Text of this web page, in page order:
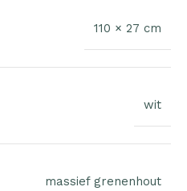
110 × 27 cm
wit
massief grenenhout